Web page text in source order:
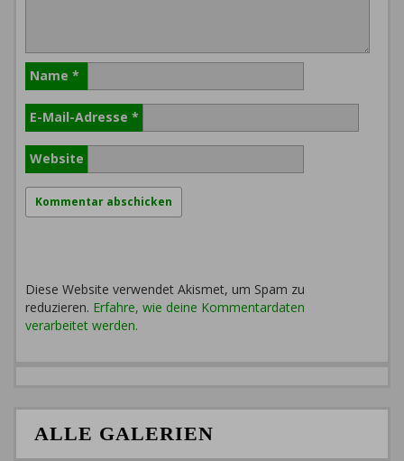
Name *
E-Mail-Adresse *
Website
Diese Website verwendet Akismet, um Spam zu
reduzieren. Erfahre, wie deine Kommentardaten
verarbeitet werden.
ALLE GALERIEN